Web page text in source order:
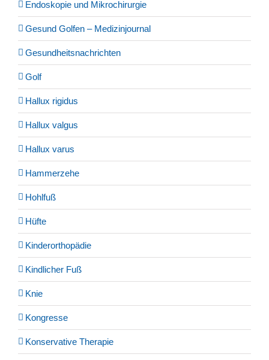
Endoskopie und Mikrochirurgie
Gesund Golfen – Medizinjournal
Gesundheitsnachrichten
Golf
Hallux rigidus
Hallux valgus
Hallux varus
Hammerzehe
Hohlfuß
Hüfte
Kinderorthopädie
Kindlicher Fuß
Knie
Kongresse
Konservative Therapie